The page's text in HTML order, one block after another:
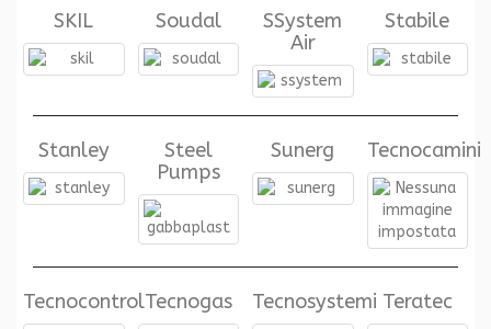
SKIL Soudal
SSystem
Air
Stabile
Stanley
Steel
Pumps
Sunerg Tecnocamini
TecnocontrolTecnogas Tecnosystemi Teratec